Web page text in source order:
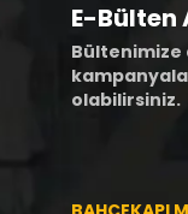
E-Bülten
Bültenimize
olabilirsiniz.